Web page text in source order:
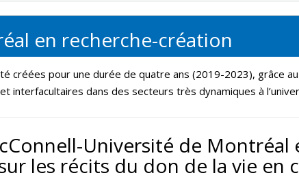
en recherche-création
créées pour une durée de quatre ans (2019-2023), grâce
interfacultaires dans des secteurs très dynamiques à
Université de Montréal
les récits du don de la vie en